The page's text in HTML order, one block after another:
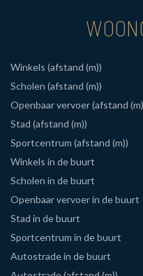
Winkels (afstand (m))
Scholen (afstand (m))
Openbaar vervoer (afstand
Stad (afstand (m))
Sportcentrum (afstand (m))
Winkels in de buurt
Scholen in de buurt
Openbaar vervoer in de buurt
Stad in de buurt
Sportcentrum in de buurt
Autostrade in de buurt